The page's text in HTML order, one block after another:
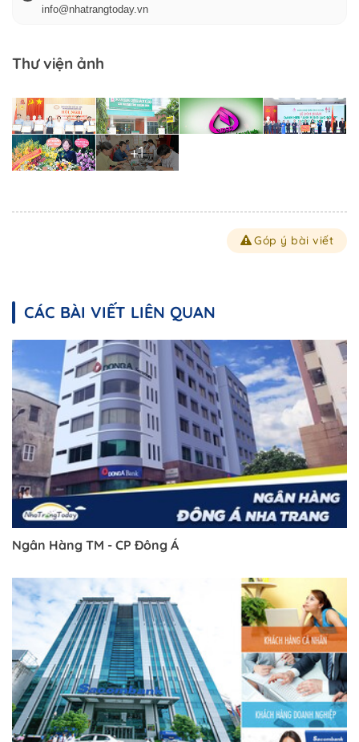
info@nhatrangtoday.vn
Trở về trang trước đó
Thư viện ảnh
+1
Góp ý bài viết
CÁC BÀI VIẾT LIÊN QUAN
Ngân Hàng TM - CP Đông Á